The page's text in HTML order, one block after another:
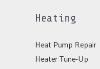
Heating
Heat Pump Repair
Heater Tune-Up